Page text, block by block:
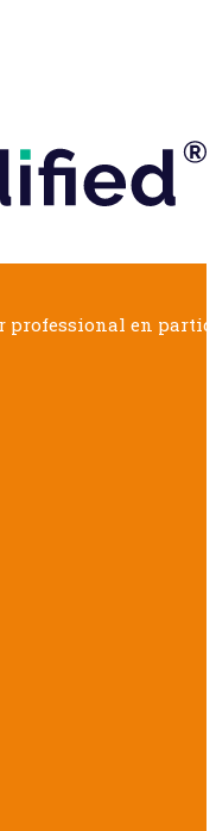
professional en